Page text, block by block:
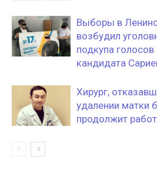
Выборы в
возбудил
подкупа
кандидата
Хирург,
удалении матки
продолжит